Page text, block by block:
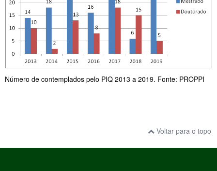
Número de contemplados pelo PIQ 2013 a 2019. Fonte: PROPPI
Voltar para o topo